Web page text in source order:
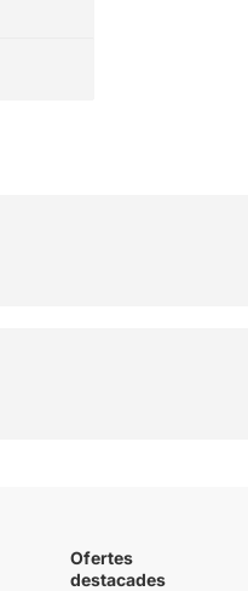
Ofertes
destacades